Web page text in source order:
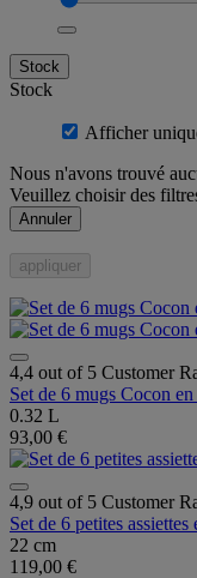
Stock
Stock
Afficher
Nous n'avons trouvé
Veuillez choisir des
Annuler
appliquer
4,4 out of 5 Customer
Set de 6 mugs Cocon
0.32 L
93,00 €
4,9 out of 5 Customer
Set de 6 petites
22 cm
119,00 €